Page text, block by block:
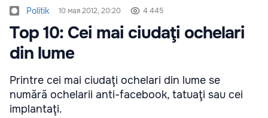
Politik 10 мая 2012, 20:20 4 445
Top 10: Cei mai ciudaţi ochelari
din lume
Printre cei mai ciudaţi ochelari din lume se
numără ochelarii anti-facebook, tatuaţi sau cei
implantaţi.